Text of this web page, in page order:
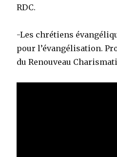
RDC.
-Les chrétiens
pour l’évangélisation.
du Renouveau